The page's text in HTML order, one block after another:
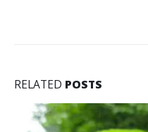
RELATED POSTS